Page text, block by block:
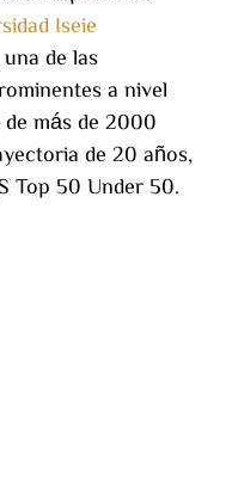
Iseie
de las
a nivel
más de 2000
de 20 años,
Top 50 Under 50.